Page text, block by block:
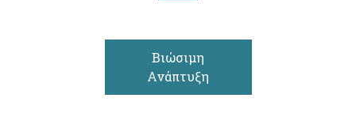
Βιώσιμη
Ανάπτυξη